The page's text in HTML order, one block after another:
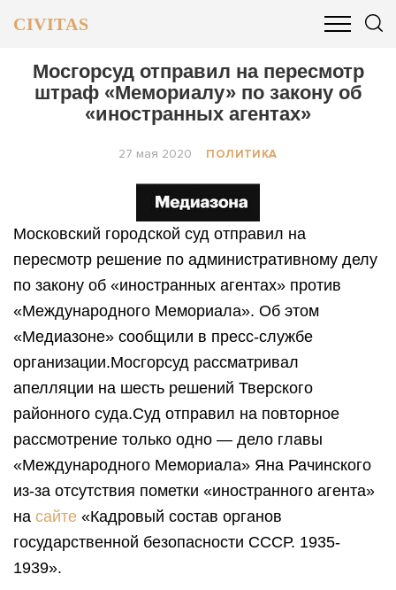
CIVITAS
ОБЩЕСТВО БИЗНЕС И ФИНАНСЫ
Мосгорсуд отправил на пересмотр
штраф «Мемориалу» по закону об
«иностранных агентах»
27 мая 2020 ПОЛИТИКА
Московский городской суд отправил на
пересмотр решение по административному делу
по закону об «иностранных агентах» против
«Международного Мемориала». Об этом
«Медиазоне» сообщили в пресс-службе
организации.Мосгорсуд рассматривал
апелляции на шесть решений Тверского
районного суда.Суд отправил на повторное
рассмотрение только одно — дело главы
«Международного Мемориала» Яна Рачинского
из-за отсутствия пометки «иностранного агента»
на сайте «Кадровый состав органов
государственной безопасности СССР. 1935-
1939».